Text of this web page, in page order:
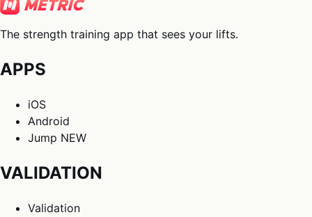
The strength training app that sees your lifts.
APPS
iOS
Android
Jump NEW
VALIDATION
Validation